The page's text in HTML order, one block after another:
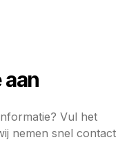
Vul het
nemen snel contact